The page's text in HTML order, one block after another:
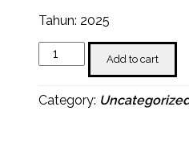
Tahun: 2025
Inovasi
Pemanfaatan
Terbarukan
untuk
Add to cart
Category: